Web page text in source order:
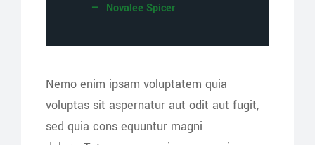
Novalee Spicer
Nemo enim ipsam voluptatem quia
voluptas sit aspernatur aut odit aut fugit,
sed quia cons equuntur magni